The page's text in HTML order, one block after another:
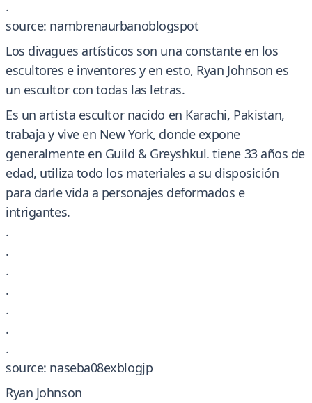
.
source: nambrenaurbanoblogspot
Los divagues artísticos son una constante en los
escultores e inventores y en esto, Ryan Johnson es
un escultor con todas las letras.
Es un artista escultor nacido en Karachi, Pakistan,
trabaja y vive en New York, donde expone
generalmente en Guild & Greyshkul. tiene 33 años de
edad, utiliza todo los materiales a su disposición
para darle vida a personajes deformados e
intrigantes.
.
.
.
.
.
.
.
source: naseba08exblogjp
Ryan Johnson